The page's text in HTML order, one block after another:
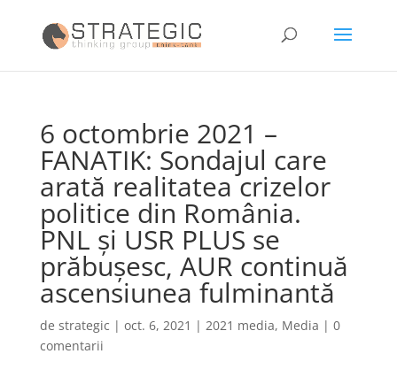
6 octombrie 2021 –
FANATIK: Sondajul care
arată realitatea crizelor
politice din România.
PNL și USR PLUS se
prăbușesc, AUR continuă
ascensiunea fulminantă
de strategic | oct. 6, 2021 | 2021 media, Media | 0
comentarii